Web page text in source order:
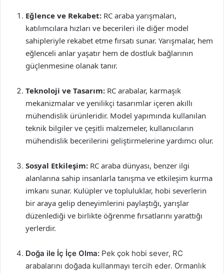
Eğlence ve Rekabet: RC araba yarışmaları,
katılımcılara hızları ve becerileri ile diğer model
sahipleriyle rekabet etme fırsatı sunar. Yarışmalar, hem
eğlenceli anlar yaşatır hem de dostluk bağlarının
güçlenmesine olanak tanır.
Teknoloji ve Tasarım: RC arabalar, karmaşık
mekanizmalar ve yenilikçi tasarımlar içeren akıllı
mühendislik ürünleridir. Model yapımında kullanılan
teknik bilgiler ve çeşitli malzemeler, kullanıcıların
mühendislik becerilerini geliştirmelerine yardımcı olur.
Sosyal Etkileşim: RC araba dünyası, benzer ilgi
alanlarına sahip insanlarla tanışma ve etkileşim kurma
imkanı sunar. Kulüpler ve topluluklar, hobi severlerin
bir araya gelip deneyimlerini paylaştığı, yarışlar
düzenlediği ve birlikte öğrenme fırsatlarını yarattığı
yerlerdir.
Doğa ile İç İçe Olma: Pek çok hobi sever, RC
arabalarını doğada kullanmayı tercih eder. Ormanlık